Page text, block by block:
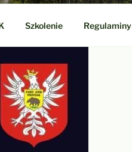
Szkolenie Regulaminy